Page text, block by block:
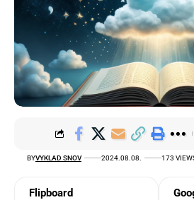
BYVYKLAD SNOV 2024.08.08. 173
Flipboard